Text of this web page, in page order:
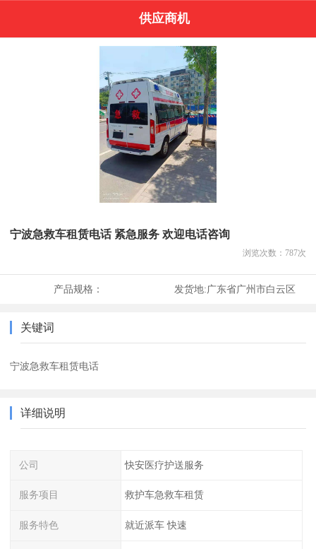
供应商机
宁波急救车租赁电话 紧急服务 欢迎电话咨询
浏览次数： 787次
产品规格： 发货地:广东省广州市白云区
关键词
宁波急救车租赁电话
详细说明
公司 快安医疗护送服务
服务项目 救护车急救车租赁
服务特色 就近派车 快速